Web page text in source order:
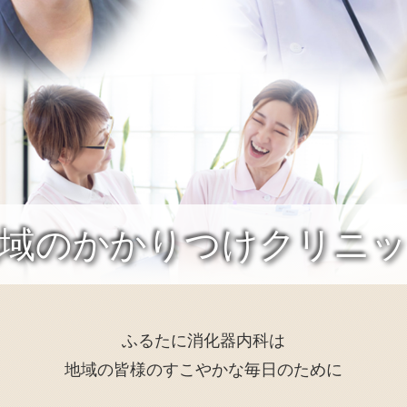
のかかりつけクリニ
ふるたに消化器内科は
地域の皆様のすこやかな毎日のために